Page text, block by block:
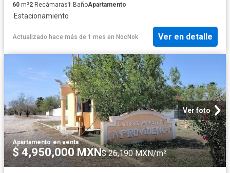
60 m²2 Recámaras1 BañoApartamento
·Estacionamiento
Actualizado hace más de 1 mes en NocNok Ver en detalle
Ver foto
Apartamento·en venta
$ 4,950,000 MXN$ 26,190 MXN/m²